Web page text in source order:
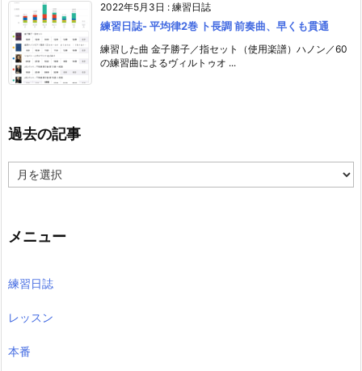
2022年5月3日 : 練習日誌
練習日誌- 平均律2巻 ト長調 前奏曲、早くも貫通
練習した曲 金子勝子／指セット（使用楽譜）ハノン／60
の練習曲によるヴィルトゥオ ...
過去の記事
去
事
メニュー
練習日誌
レッスン
本番